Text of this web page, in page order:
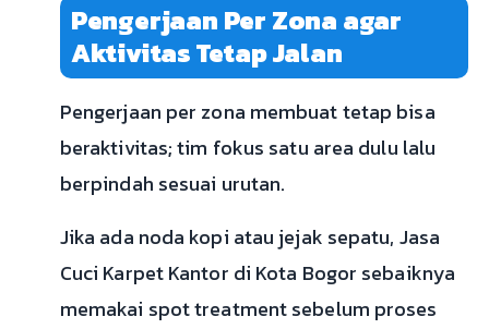
Pengerjaan Per Zona agar
Aktivitas Tetap Jalan
Pengerjaan per zona membuat tetap bisa
beraktivitas; tim fokus satu area dulu lalu
berpindah sesuai urutan.
Jika ada noda kopi atau jejak sepatu, Jasa
Cuci Karpet Kantor di Kota Bogor sebaiknya
memakai spot treatment sebelum proses